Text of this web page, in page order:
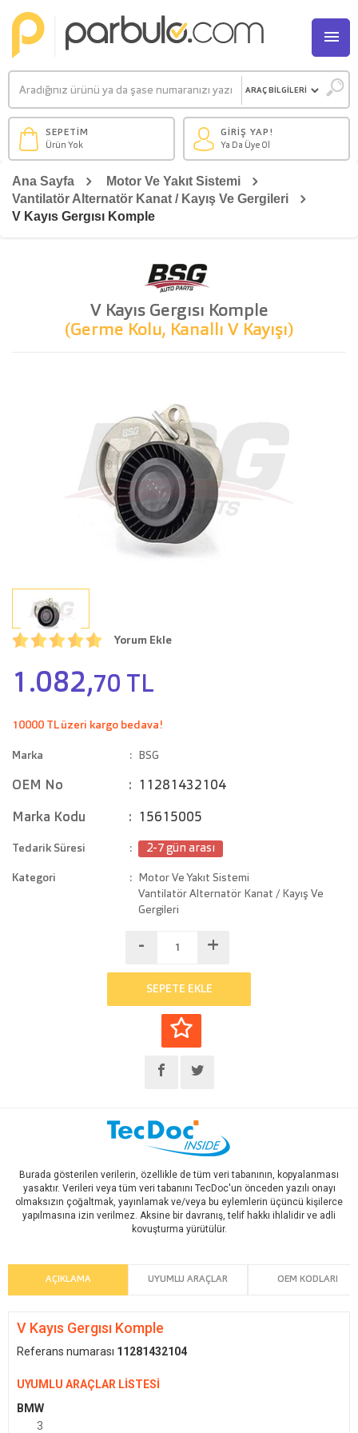
SEPETİM
Ürün Yok
GİRİŞ YAP!
Ya Da Üye Ol
Ana Sayfa
Motor Ve Yakıt Sistemi
Vantilatör Alternatör Kanat / Kayış Ve Gergileri
V Kayıs Gergısı Komple
V Kayıs Gergısı Komple
(Germe Kolu, Kanallı V Kayışı)
Yorum Ekle
1.082,70 TL
10000 TL üzeri kargo bedava!
Marka BSG
OEM No 11281432104
Marka Kodu 15615005
Tedarik Süresi 2-7 gün arası
Kategori
Motor Ve Yakıt Sistemi
Vantilatör Alternatör Kanat / Kayış Ve
Gergileri
- +
SEPETE EKLE
Burada gösterilen verilerin, özellikle de tüm veri tabanının, kopyalanması
yasaktır. Verileri veya tüm veri tabanını TecDoc'un önceden yazılı onayı
olmaksızın çoğaltmak, yayınlamak ve/veya bu eylemlerin üçüncü kişilerce
yapılmasına izin verilmez. Aksine bir davranış, telif hakkı ihlalidir ve adli
kovuşturma yürütülür.
AÇIKLAMA UYUMLU ARAÇLAR OEM KODLARI
V Kayıs Gergısı Komple
Referans numarası 11281432104
UYUMLU ARAÇLAR LİSTESİ
BMW
3